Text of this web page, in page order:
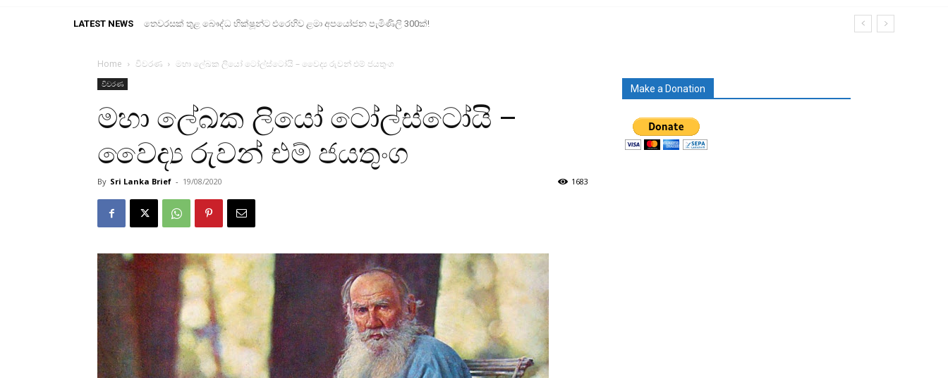
LATEST NEWS තෙවරසක් තුළ බෞද්ධ භික්ෂූන්ට එරෙහිව ළමා අපයෝජන පැමිණිලි 300ක්!
Home විවරණ මහා ලේඛක ලියෝ ටෝල්ස්ටෝයි – වෛද්‍ය රුවන් එම් ජයතුංග
විවරණ
මහා ලේඛක ලියෝ ටෝල්ස්ටෝයි –
වෛද්‍ය රුවන් එම් ජයතුංග
By Sri Lanka Brief - 19/08/2020 1683
Make a Donation